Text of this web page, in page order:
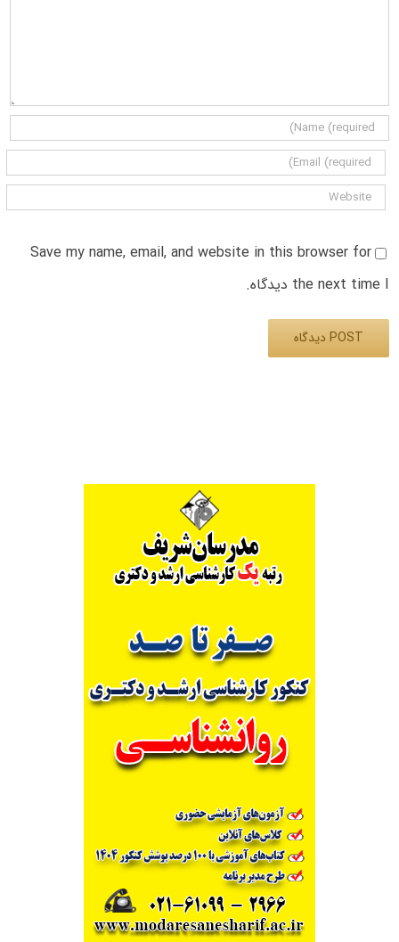
Save my name, email, and website in this browser for
the next time I دیدگاه.